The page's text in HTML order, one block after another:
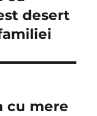
desert
cu mere